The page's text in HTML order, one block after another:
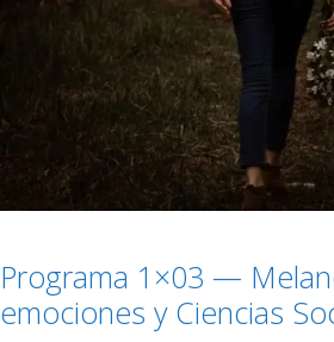
Programa 1×03 —
emociones y Ciencias